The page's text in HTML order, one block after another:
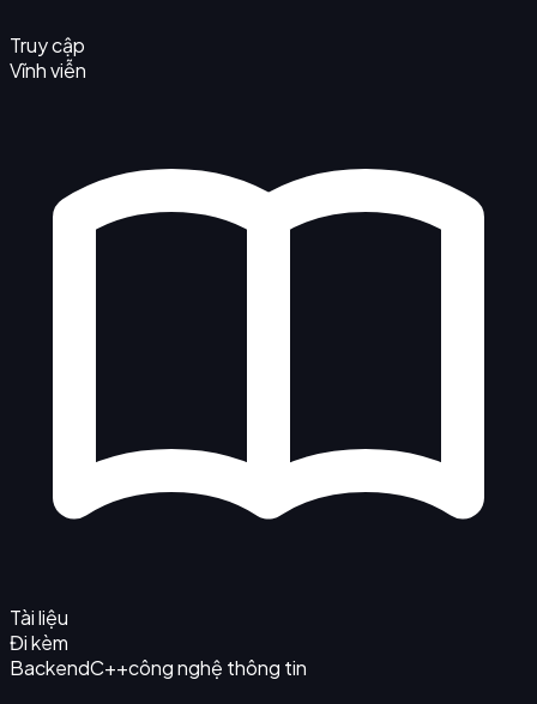
Truy cập
Vĩnh viễn
Tài liệu
Đi kèm
BackendC++công nghệ thông tin